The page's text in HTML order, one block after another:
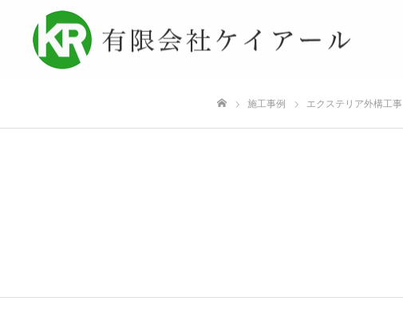
施工事例 エクステリア外構工事